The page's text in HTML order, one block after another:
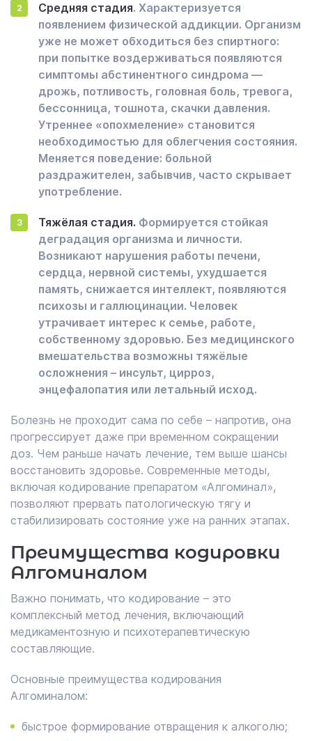
Средняя стадия. Характеризуется
появлением физической аддикции. Организм
уже не может обходиться без спиртного:
при попытке воздерживаться появляются
симптомы абстинентного синдрома —
дрожь, потливость, головная боль, тревога,
бессонница, тошнота, скачки давления.
Утреннее «опохмеление» становится
необходимостью для облегчения состояния.
Меняется поведение: больной
раздражителен, забывчив, часто скрывает
употребление.
Тяжёлая стадия. Формируется стойкая
деградация организма и личности.
Возникают нарушения работы печени,
сердца, нервной системы, ухудшается
память, снижается интеллект, появляются
психозы и галлюцинации. Человек
утрачивает интерес к семье, работе,
собственному здоровью. Без медицинского
вмешательства возможны тяжёлые
осложнения – инсульт, цирроз,
энцефалопатия или летальный исход.
Болезнь не проходит сама по себе – напротив, она
прогрессирует даже при временном сокращении
доз. Чем раньше начать лечение, тем выше шансы
восстановить здоровье. Современные методы,
включая кодирование препаратом «Алгоминал»,
позволяют прервать патологическую тягу и
стабилизировать состояние уже на ранних этапах.
Преимущества кодировки
Алгоминалом
Важно понимать, что кодирование – это
комплексный метод лечения, включающий
медикаментозную и психотерапевтическую
составляющие.
Основные преимущества кодирования
Алгоминалом:
быстрое формирование отвращения к алкоголю;